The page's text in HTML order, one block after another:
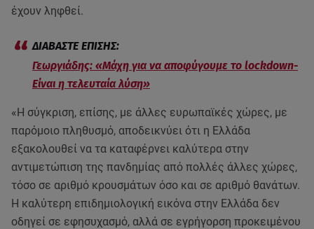
έχουν ληφθεί.
Γεωργιάδης: «Μάχη για να αποφύγουμε το lockdown-
Είναι η τελευταία λύση»
«Η σύγκριση, επίσης, με άλλες ευρωπαϊκές χώρες, με
παρόμοιο πληθυσμό, αποδεικνύει ότι η Ελλάδα
εξακολουθεί να τα καταφέρνει καλύτερα στην
αντιμετώπιση της πανδημίας από πολλές άλλες χώρες,
τόσο σε αριθμό κρουσμάτων όσο και σε αριθμό θανάτων.
Η καλύτερη επιδημιολογική εικόνα στην Ελλάδα δεν
οδηγεί σε εφησυχασμό, αλλά σε εγρήγορση προκειμένου